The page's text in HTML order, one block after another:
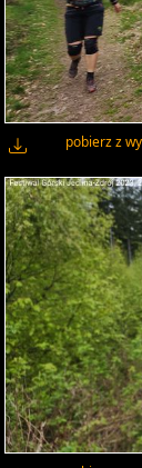
pobierz z